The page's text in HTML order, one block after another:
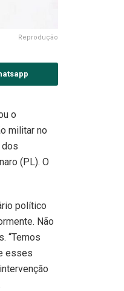
Reprodução
o
militar no
dos
(PL). O
político
Não
“Temos
esses